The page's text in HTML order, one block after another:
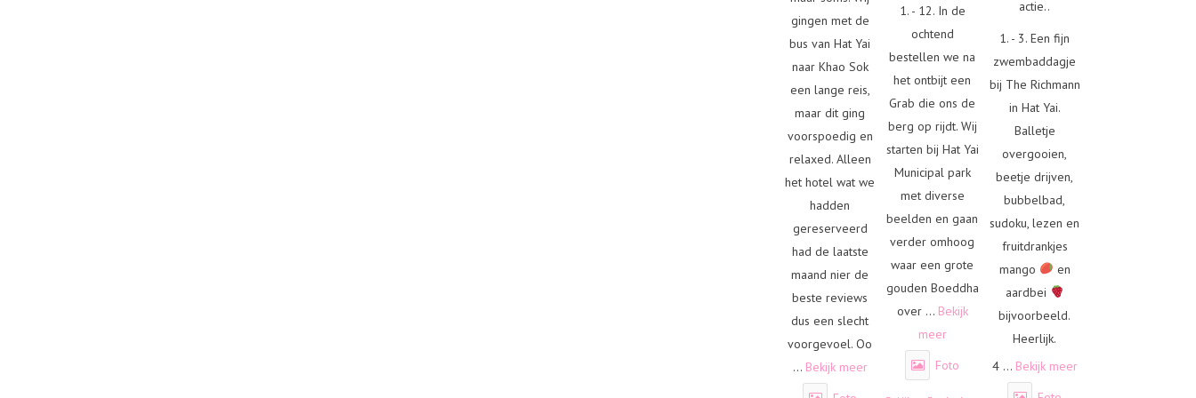
gingen met de
bus van Hat Yai
naar Khao Sok
een lange reis,
maar dit ging
voorspoedig en
relaxed. Alleen
het hotel wat we
hadden
gereserveerd
had de laatste
maand nier de
beste reviews
dus een slecht
voorgevoel. Oo
... Bekijk meer
1. - 12. In de
ochtend
bestellen we na
het ontbijt een
Grab die ons de
berg op rijdt. Wij
starten bij Hat Yai
Municipal park
met diverse
beelden en gaan
verder omhoog
waar een grote
gouden Boeddha
over ... Bekijk
meer
Foto
actie..
1. - 3. Een fijn
zwembaddagje
bij The Richmann
in Hat Yai.
Balletje
overgooien,
beetje drijven,
bubbelbad,
sudoku, lezen en
fruitdrankjes
mango
en
aardbei
bijvoorbeeld.
Heerlijk.
4 ... Bekijk meer